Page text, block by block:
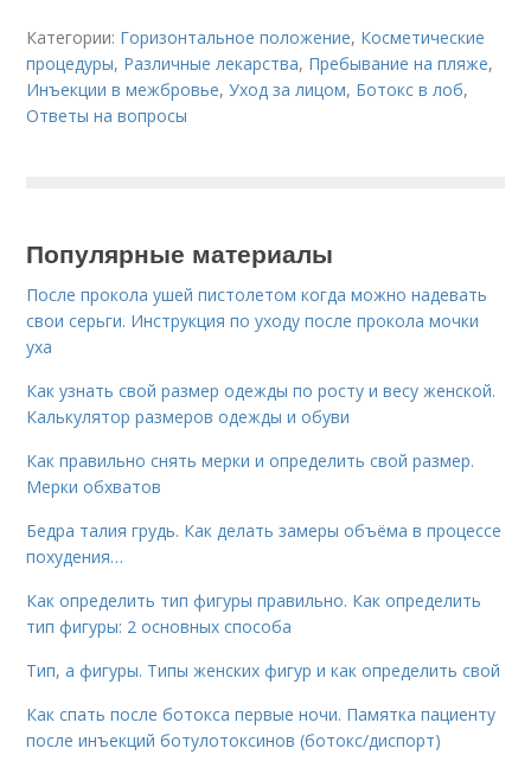
Категории: Горизонтальное положение, Косметические
процедуры, Различные лекарства, Пребывание на пляже,
Инъекции в межбровье,Уход за лицом, Ботокс в лоб,
Ответы на вопросы
Популярные материалы
После прокола ушей пистолетом когда можно надевать
свои серьги. Инструкция по уходу после прокола мочки
уха
Как узнать свой размер одежды по росту и весу женской.
Калькулятор размеров одежды и обуви
Как правильно снять мерки и определить свой размер.
Мерки обхватов
Бедра талия грудь. Как делать замеры объёма в процессе
похудения…
Как определить тип фигуры правильно. Как определить
тип фигуры: 2 основных способа
Тип, а фигуры. Типы женских фигур и как определить свой
Как спать после ботокса первые ночи. Памятка пациенту
после инъекций ботулотоксинов (ботокс/диспорт)